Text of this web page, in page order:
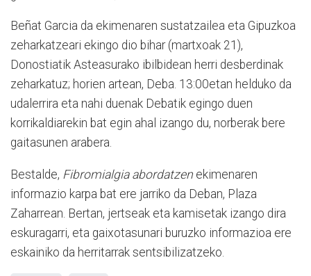
Beñat Garcia da ekimenaren sustatzailea eta Gipuzkoa
zeharkatzeari ekingo dio bihar (martxoak 21),
Donostiatik Asteasurako ibilbidean herri desberdinak
zeharkatuz; horien artean, Deba. 13:00etan helduko da
udalerrira eta nahi duenak Debatik egingo duen
korrikaldiarekin bat egin ahal izango du, norberak bere
gaitasunen arabera.
Bestalde, Fibromialgia abordatzen ekimenaren
informazio karpa bat ere jarriko da Deban, Plaza
Zaharrean. Bertan, jertseak eta kamisetak izango dira
eskuragarri, eta gaixotasunari buruzko informazioa ere
eskainiko da herritarrak sentsibilizatzeko.